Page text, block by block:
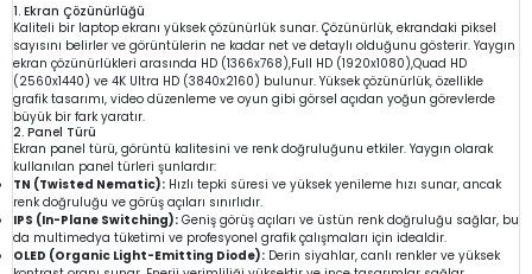
1. Ekran Çözünürlüğü
Kaliteli bir laptop ekranı yüksek çözünürlük sunar. Çözünürlük, ekrandaki piksel
sayısını belirler ve görüntülerin ne kadar net ve detaylı olduğunu gösterir. Yaygın
ekran çözünürlükleri arasında HD (1366x768),Full HD (1920x1080),Quad HD
(2560x1440) ve 4K Ultra HD (3840x2160) bulunur. Yüksek çözünürlük, özellikle
grafik tasarımı, video düzenleme ve oyun gibi görsel açıdan yoğun görevlerde
büyük bir fark yaratır.
2. Panel Türü
Ekran panel türü, görüntü kalitesini ve renk doğruluğunu etkiler. Yaygın olarak
kullanılan panel türleri şunlardır:
TN (Twisted Nematic): Hızlı tepki süresi ve yüksek yenileme hızı sunar, ancak
renk doğruluğu ve görüş açıları sınırlıdır.
IPS (In-Plane Switching): Geniş görüş açıları ve üstün renk doğruluğu sağlar, bu
da multimedya tüketimi ve profesyonel grafik çalışmaları için idealdir.
OLED (Organic Light-Emitting Diode): Derin siyahlar, canlı renkler ve yüksek